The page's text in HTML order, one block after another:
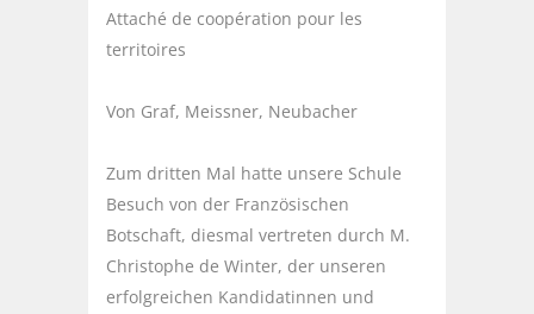
Attaché de coopération pour les
territoires
Von Graf, Meissner, Neubacher
Zum dritten Mal hatte unsere Schule
Besuch von der Französischen
Botschaft, diesmal vertreten durch M.
Christophe de Winter, der unseren
erfolgreichen Kandidatinnen und